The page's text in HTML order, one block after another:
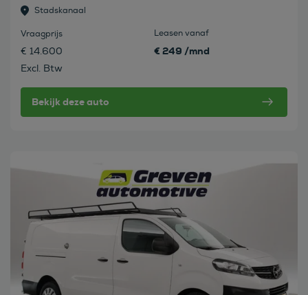
Stadskanaal
Vraagprijs
€ 14.600
Excl. Btw
Leasen vanaf
€ 249 /mnd
Bekijk deze auto